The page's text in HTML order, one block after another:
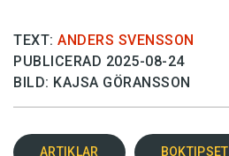
TEXT: ANDERS SVENSSON
PUBLICERAD 2025-08-24
BILD: KAJSA GÖRANSSON
ARTIKLAR BOKTIPSET